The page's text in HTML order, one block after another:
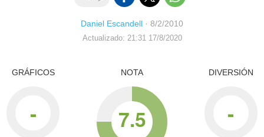
Daniel Escandell · 8/2/2010
Actualizado: 21:31 17/8/2020
GRÁFICOS
-
NOTA
7.5
DIVERSIÓN
-